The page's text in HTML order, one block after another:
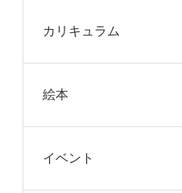
カリキュラム
絵本
イベント